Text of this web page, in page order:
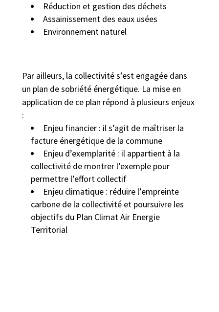
Réduction et gestion des déchets
Assainissement des eaux usées
Environnement naturel
Par ailleurs, la collectivité s’est engagée dans
un plan de sobriété énergétique. La mise en
application de ce plan répond à plusieurs enjeux
:
Enjeu financier : il s’agit de maîtriser la
facture énergétique de la commune
Enjeu d’exemplarité : il appartient à la
collectivité de montrer l’exemple pour
permettre l’effort collectif
Enjeu climatique : réduire l’empreinte
carbone de la collectivité et poursuivre les
objectifs du Plan Climat Air Energie
Territorial